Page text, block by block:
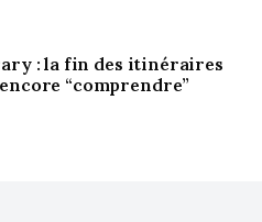
: la fin des itinéraires
“comprendre”